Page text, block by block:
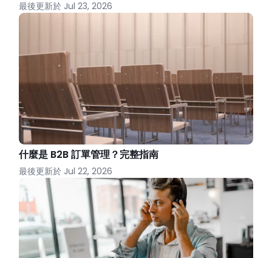
最後更新於 Jul 23, 2026
什麼是 B2B 訂單管理？完整指南
最後更新於 Jul 22, 2026